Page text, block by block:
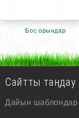
Бос орындар
Сайтты таңдау
Дайын шаблондар